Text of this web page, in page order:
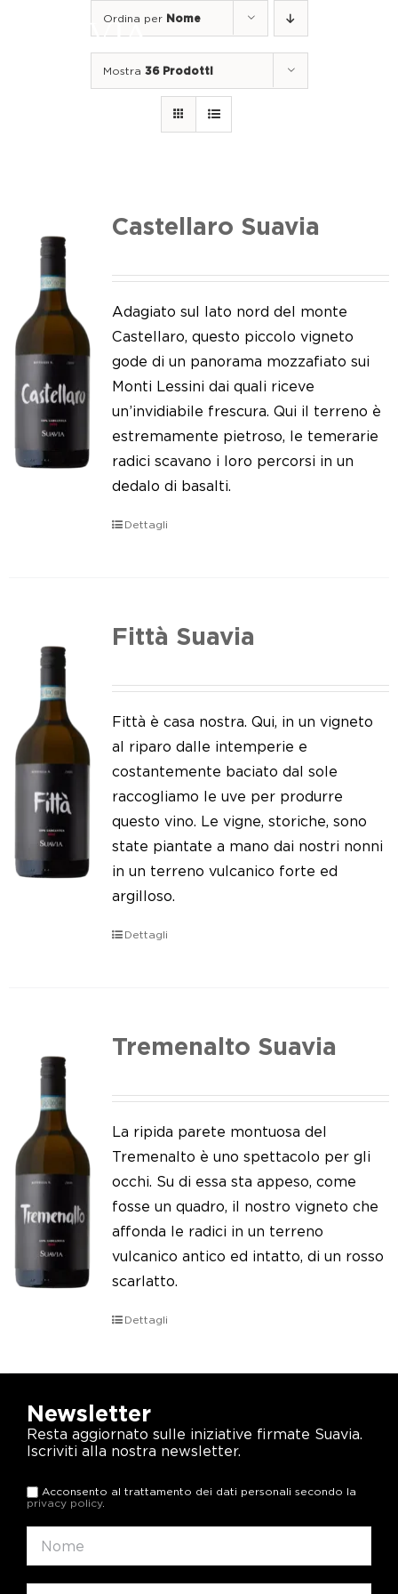
Il nostro lavoro
I nostri vigneti
Tappo a vite
Le nostre news
Ordina per Nome
Mostra 36 Prodotti
Castellaro Suavia
Adagiato sul lato nord del monte
Castellaro, questo piccolo vigneto
gode di un panorama mozzafiato sui
Monti Lessini dai quali riceve
un’invidiabile frescura. Qui il terreno è
estremamente pietroso, le temerarie
radici scavano i loro percorsi in un
dedalo di basalti.
Dettagli
Fittà Suavia
Fittà è casa nostra. Qui, in un vigneto
al riparo dalle intemperie e
costantemente baciato dal sole
raccogliamo le uve per produrre
questo vino. Le vigne, storiche, sono
state piantate a mano dai nostri nonni
in un terreno vulcanico forte ed
argilloso.
Dettagli
Tremenalto Suavia
La ripida parete montuosa del
Tremenalto è uno spettacolo per gli
occhi. Su di essa sta appeso, come
fosse un quadro, il nostro vigneto che
affonda le radici in un terreno
vulcanico antico ed intatto, di un rosso
scarlatto.
Dettagli
Newsletter
Resta aggiornato sulle iniziative firmate Suavia.
Iscriviti alla nostra newsletter.
Acconsento al trattamento dei dati personali secondo la
privacy policy.